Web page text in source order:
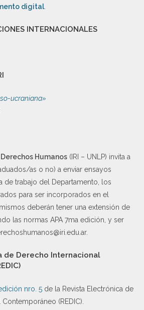
digital.
INTERNACIONALES
ucraniana»
Humanos (IRI – UNLP) invita a
as o no) a enviar ensayos
de trabajo del Departamento, los
para ser incorporados en el
deberán tener una extensión de
las normas APA 7ma edición, y ser
de Derecho Internacional
nro. 5 de la Revista Electrónica de
(REDIC).